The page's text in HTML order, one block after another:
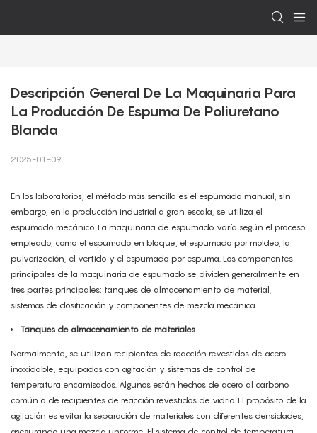
Descripción General De La Maquinaria Para
La Producción De Espuma De Poliuretano
Blanda
2025-01-09
En los laboratorios, el método más sencillo es el espumado manual; sin
embargo, en la producción industrial a gran escala, se utiliza el
espumado mecánico. La maquinaria de espumado varía según el proceso
empleado, como el espumado en bloque, el espumado por moldeo, la
pulverización, el vertido y el espumado por espuma. Los componentes
principales de la maquinaria de espumado se dividen generalmente en
tres partes principales: tanques de almacenamiento de material,
sistemas de dosificación y componentes de mezcla mecánica.
Tanques de almacenamiento de materiales
Normalmente, se utilizan recipientes de reacción revestidos de acero
inoxidable, equipados con agitación y sistemas de control de
temperatura encamisados. Algunos están hechos de acero al carbono
común o de recipientes de reacción revestidos de vidrio. El propósito de la
agitación es evitar la separación de materiales con diferentes densidades,